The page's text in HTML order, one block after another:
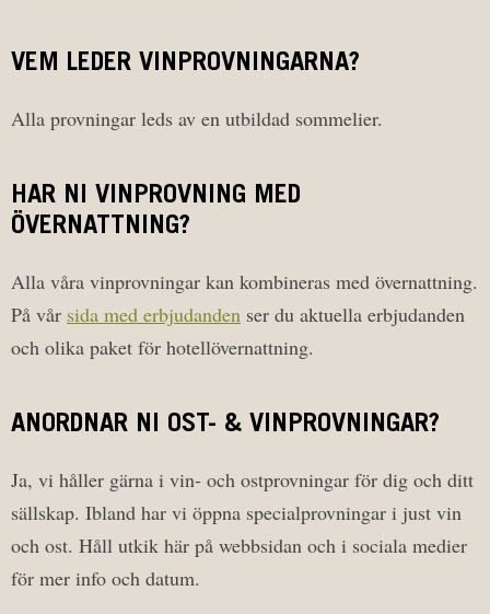
VEM LEDER VINPROVNINGARNA?
Alla provningar leds av en utbildad sommelier.
HAR NI VINPROVNING MED
ÖVERNATTNING?
Alla våra vinprovningar kan kombineras med övernattning.
På vår sida med erbjudanden ser du aktuella erbjudanden
och olika paket för hotellövernattning.
ANORDNAR NI OST- & VINPROVNINGAR?
Ja, vi håller gärna i vin- och ostprovningar för dig och ditt
sällskap. Ibland har vi öppna specialprovningar i just vin
och ost. Håll utkik här på webbsidan och i sociala medier
för mer info och datum.